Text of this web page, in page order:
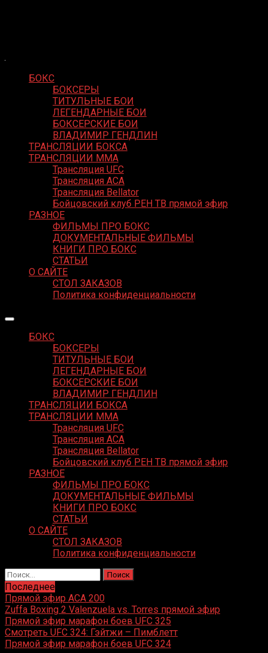
БОКС
БОКСЕРЫ
ТИТУЛЬНЫЕ БОИ
ЛЕГЕНДАРНЫЕ БОИ
БОКСЕРСКИЕ БОИ
ВЛАДИМИР ГЕНДЛИН
ТРАНСЛЯЦИИ БОКСА
ТРАНСЛЯЦИИ MMA
Трансляция UFC
Трансляция ACA
Трансляция Bellator
Бойцовский клуб РЕН ТВ прямой эфир
РАЗНОЕ
ФИЛЬМЫ ПРО БОКС
ДОКУМЕНТАЛЬНЫЕ ФИЛЬМЫ
КНИГИ ПРО БОКС
СТАТЬИ
О САЙТЕ
СТОЛ ЗАКАЗОВ
Политика конфиденциальности
БОКС
БОКСЕРЫ
ТИТУЛЬНЫЕ БОИ
ЛЕГЕНДАРНЫЕ БОИ
БОКСЕРСКИЕ БОИ
ВЛАДИМИР ГЕНДЛИН
ТРАНСЛЯЦИИ БОКСА
ТРАНСЛЯЦИИ MMA
Трансляция UFC
Трансляция ACA
Трансляция Bellator
Бойцовский клуб РЕН ТВ прямой эфир
РАЗНОЕ
ФИЛЬМЫ ПРО БОКС
ДОКУМЕНТАЛЬНЫЕ ФИЛЬМЫ
КНИГИ ПРО БОКС
СТАТЬИ
О САЙТЕ
СТОЛ ЗАКАЗОВ
Политика конфиденциальности
Найти:
Последнее
Прямой эфир ACA 200
Zuffa Boxing 2 Valenzuela vs. Torres прямой эфир
Прямой эфир марафон боев UFC 325
Смотреть UFC 324: Гэйтжи – Пимблетт
Прямой эфир марафон боев UFC 324